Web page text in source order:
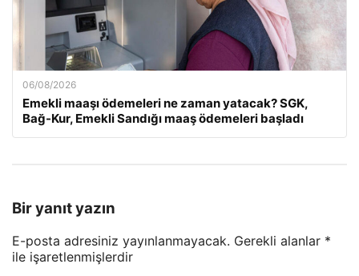
06/08/2026
Emekli maaşı ödemeleri ne zaman yatacak? SGK,
Bağ-Kur, Emekli Sandığı maaş ödemeleri başladı
Bir yanıt yazın
E-posta adresiniz yayınlanmayacak. Gerekli alanlar *
ile işaretlenmişlerdir